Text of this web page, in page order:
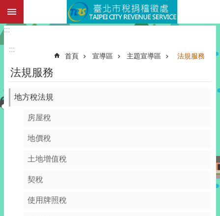
跳到主要內容區塊
:::
:::
首頁 宣導區 主題宣導區 法規服務
法規服務
地方稅法規
房屋稅
地價稅
土地增值稅
契稅
使用牌照稅